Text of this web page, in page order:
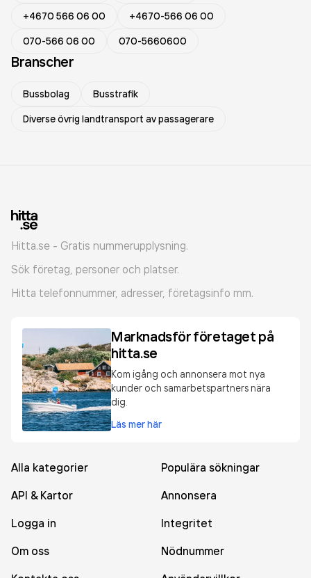
+4670 566 06 00
+4670-566 06 00
070-566 06 00
070-5660600
Branscher
Bussbolag
Busstrafik
Diverse övrig landtransport av passagerare
Hitta.se - Gratis nummerupplysning.
Sök företag, personer och platser.
Hitta telefonnummer, adresser, företagsinfo mm.
Marknadsför företaget på
hitta.se
Kom igång och annonsera mot nya
kunder och samarbetspartners nära
dig.
Läs mer här
Alla kategorier
Populära sökningar
API & Kartor
Annonsera
Logga in
Integritet
Om oss
Nödnummer